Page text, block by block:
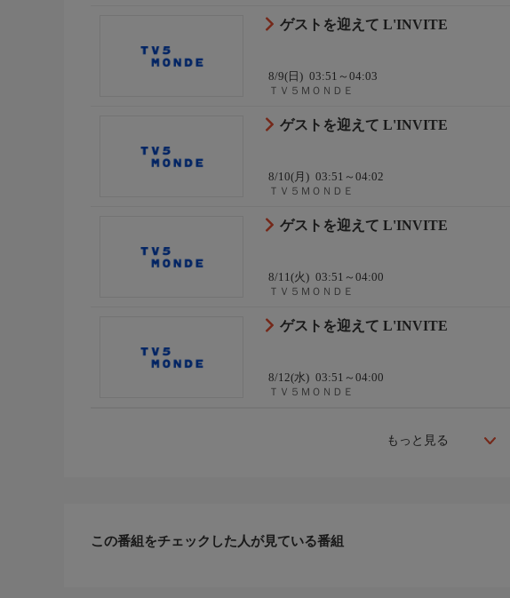
ゲストを迎えて L'INVITE
8/9(日) 03:51～04:03
ＴＶ５ＭＯＮＤＥ
ゲストを迎えて L'INVITE
8/10(月) 03:51～04:02
ＴＶ５ＭＯＮＤＥ
ゲストを迎えて L'INVITE
8/11(火) 03:51～04:00
ＴＶ５ＭＯＮＤＥ
ゲストを迎えて L'INVITE
8/12(水) 03:51～04:00
ＴＶ５ＭＯＮＤＥ
もっと見る
この番組をチェックした人が見ている番組